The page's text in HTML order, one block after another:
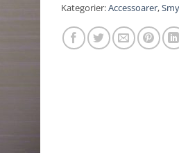
Kategorier:Accessoarer,